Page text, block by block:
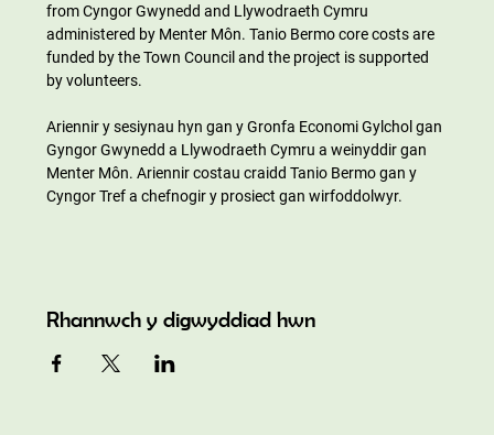
from Cyngor Gwynedd and Llywodraeth Cymru
administered by Menter Môn. Tanio Bermo core costs are
funded by the Town Council and the project is supported
by volunteers.
Ariennir y sesiynau hyn gan y Gronfa Economi Gylchol gan
Gyngor Gwynedd a Llywodraeth Cymru a weinyddir gan
Menter Môn. Ariennir costau craidd Tanio Bermo gan y
Cyngor Tref a chefnogir y prosiect gan wirfoddolwyr.
Rhannwch y digwyddiad hwn